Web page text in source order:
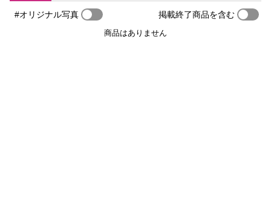
#オリジナル写真 掲載終了商品を含む
商品はありません